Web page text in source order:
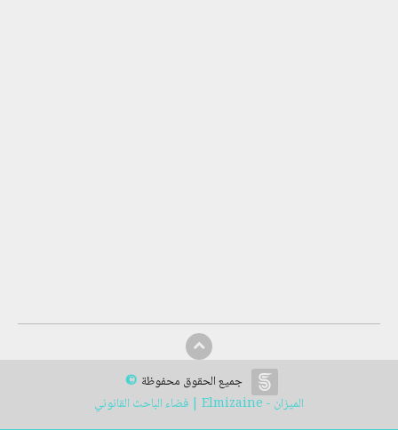
جميع الحقوق محفوظة ©
الميزان - Elmizaine | فضاء الباحث القانوني